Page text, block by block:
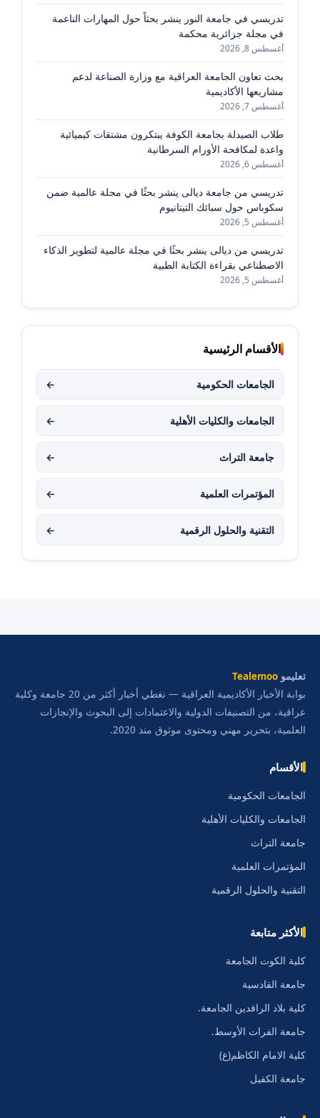
تدريسي في جامعة النور ينشر بحثاً حول المهارات الناعمة
في مجلة جزائرية محكمة
أغسطس 8, 2026
بحث تعاون الجامعة العراقية مع وزارة الصناعة لدعم
مشاريعها الأكاديمية
أغسطس 7, 2026
طلاب الصيدلة بجامعة الكوفة يبتكرون مشتقات كيميائية
واعدة لمكافحة الأورام السرطانية
أغسطس 6, 2026
تدريسي من جامعة ديالى ينشر بحثًا في مجلة عالمية ضمن
سكوباس حول سبائك التيتانيوم
أغسطس 5, 2026
تدريسي من ديالى ينشر بحثًا في مجلة عالمية لتطوير الذكاء
الاصطناعي بقراءة الكتابة الطبية
أغسطس 5, 2026
الأقسام الرئيسية
الجامعات الحكومية ←
الجامعات والكليات الأهلية ←
جامعة التراث ←
المؤتمرات العلمية ←
التقنية والحلول الرقمية ←
تعليمو Tealemoo
بوابة الأخبار الأكاديمية العراقية — نغطي أخبار أكثر من 20 جامعة وكلية
عراقية، من التصنيفات الدولية والاعتمادات إلى البحوث والإنجازات
العلمية، بتحرير مهني ومحتوى موثوق منذ 2020.
الأقسام
الجامعات الحكومية
الجامعات والكليات الأهلية
جامعة التراث
المؤتمرات العلمية
التقنية والحلول الرقمية
الأكثر متابعة
كلية الكوت الجامعة
جامعة القادسية
كلية بلاد الرافدين الجامعة.
جامعة الفرات الأوسط.
كلية الامام الكاظم(ع)
جامعة الكفيل